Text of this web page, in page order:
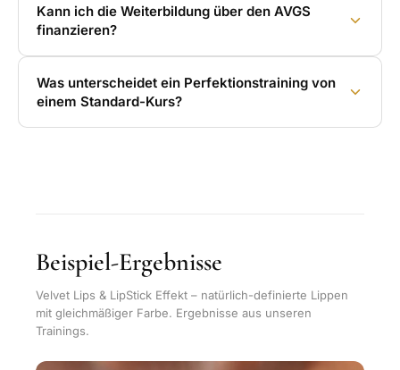
Kann ich die Weiterbildung über den AVGS
finanzieren?
Was unterscheidet ein Perfektionstraining von
einem Standard-Kurs?
Beispiel-Ergebnisse
Velvet Lips & LipStick Effekt – natürlich-definierte Lippen
mit gleichmäßiger Farbe. Ergebnisse aus unseren
Trainings.